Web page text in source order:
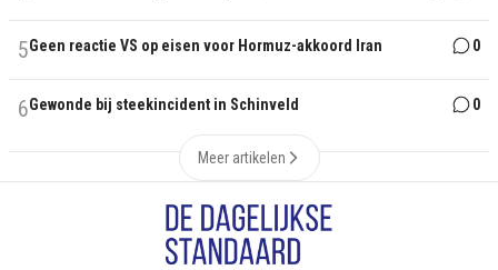
5Geen reactie VS op eisen voor Hormuz-akkoord Iran 0
6Gewonde bij steekincident in Schinveld 0
Meer artikelen